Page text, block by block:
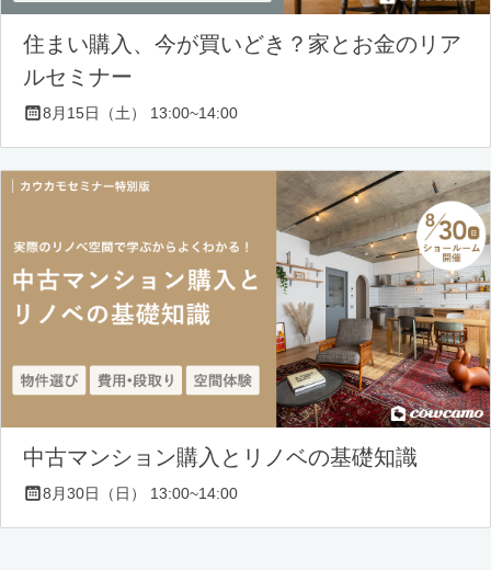
住まい購入、今が買いどき？家とお金のリア
ルセミナー
8月15日（土） 13:00~14:00
中古マンション購入とリノベの基礎知識
8月30日（日） 13:00~14:00